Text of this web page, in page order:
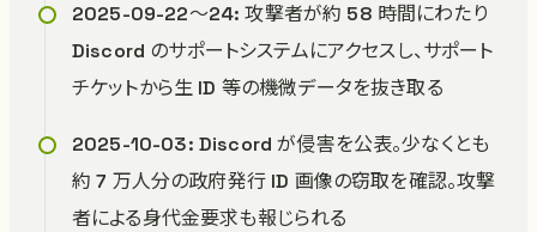
2025-09-22〜24: 攻撃者が約 58 時間にわたり
Discord のサポートシステムにアクセスし、サポート
チケットから生 ID 等の機微データを抜き取る
2025-10-03: Discord が侵害を公表。少なくとも
約 7 万人分の政府発行 ID 画像の窃取を確認。攻撃
者による身代金要求も報じられる